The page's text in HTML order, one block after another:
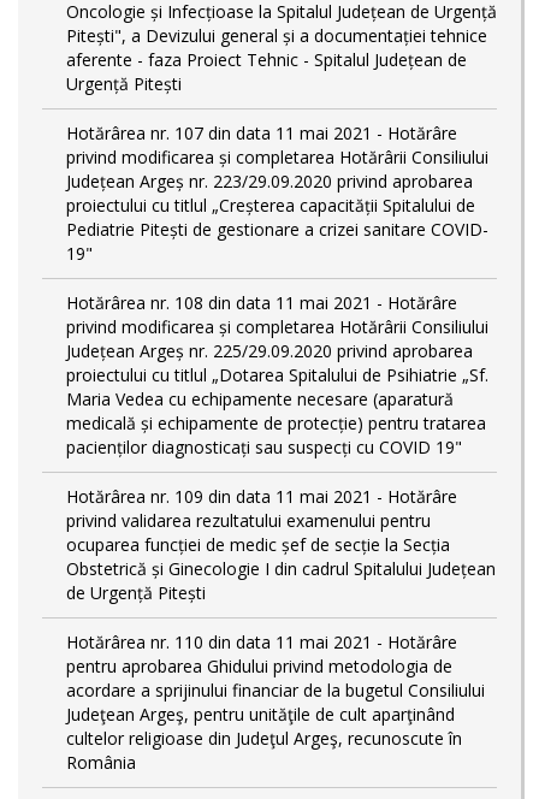
Oncologie și Infecțioase la Spitalul Județean de Urgență
Pitești", a Devizului general și a documentației tehnice
aferente - faza Proiect Tehnic - Spitalul Județean de
Urgență Pitești
Hotărârea nr. 107 din data 11 mai 2021 - Hotărâre
privind modificarea și completarea Hotărârii Consiliului
Județean Argeș nr. 223/29.09.2020 privind aprobarea
proiectului cu titlul „Creșterea capacității Spitalului de
Pediatrie Pitești de gestionare a crizei sanitare COVID-
19"
Hotărârea nr. 108 din data 11 mai 2021 - Hotărâre
privind modificarea și completarea Hotărârii Consiliului
Județean Argeș nr. 225/29.09.2020 privind aprobarea
proiectului cu titlul „Dotarea Spitalului de Psihiatrie „Sf.
Maria Vedea cu echipamente necesare (aparatură
medicală și echipamente de protecție) pentru tratarea
pacienților diagnosticați sau suspecți cu COVID 19"
Hotărârea nr. 109 din data 11 mai 2021 - Hotărâre
privind validarea rezultatului examenului pentru
ocuparea funcției de medic șef de secție la Secția
Obstetrică și Ginecologie I din cadrul Spitalului Județean
de Urgență Pitești
Hotărârea nr. 110 din data 11 mai 2021 - Hotărâre
pentru aprobarea Ghidului privind metodologia de
acordare a sprijinului financiar de la bugetul Consiliului
Judeţean Argeş, pentru unităţile de cult aparţinând
cultelor religioase din Judeţul Argeş, recunoscute în
România